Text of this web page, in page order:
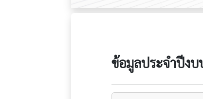
ข้อมูลประจำปีง